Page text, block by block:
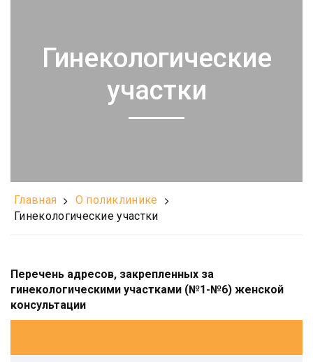
Гинекологические
участки
Главная
О поликлинике
Гинекологические участки
Перечень адресов, закрепленных за
гинекологическими участками (№1-№6) женской
консультации